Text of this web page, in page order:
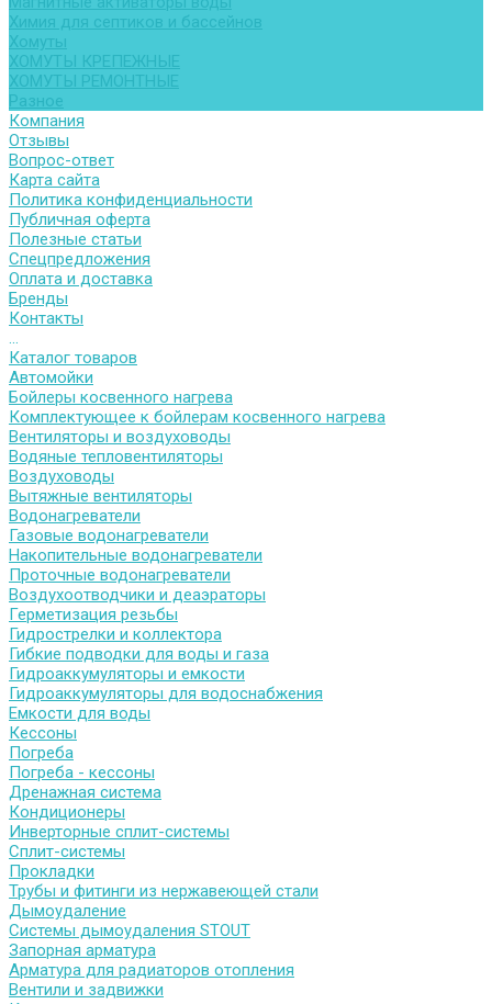
Химия для септиков и бассейнов
Хомуты
ХОМУТЫ КРЕПЕЖНЫЕ
ХОМУТЫ РЕМОНТНЫЕ
Разное
Компания
Отзывы
Вопрос-ответ
Карта сайта
Политика конфиденциальности
Публичная оферта
Полезные статьи
Спецпредложения
Оплата и доставка
Бренды
Контакты
...
Каталог товаров
Автомойки
Бойлеры косвенного нагрева
Комплектующее к бойлерам косвенного нагрева
Вентиляторы и воздуховоды
Водяные тепловентиляторы
Воздуховоды
Вытяжные вентиляторы
Водонагреватели
Газовые водонагреватели
Накопительные водонагреватели
Проточные водонагреватели
Воздухоотводчики и деаэраторы
Герметизация резьбы
Гидрострелки и коллектора
Гибкие подводки для воды и газа
Гидроаккумуляторы и емкости
Гидроаккумуляторы для водоснабжения
Емкости для воды
Кессоны
Погреба
Погреба - кессоны
Дренажная система
Кондиционеры
Инверторные сплит-системы
Сплит-системы
Прокладки
Трубы и фитинги из нержавеющей стали
Дымоудаление
Системы дымоудаления STOUT
Запорная арматура
Арматура для радиаторов отопления
Вентили и задвижки